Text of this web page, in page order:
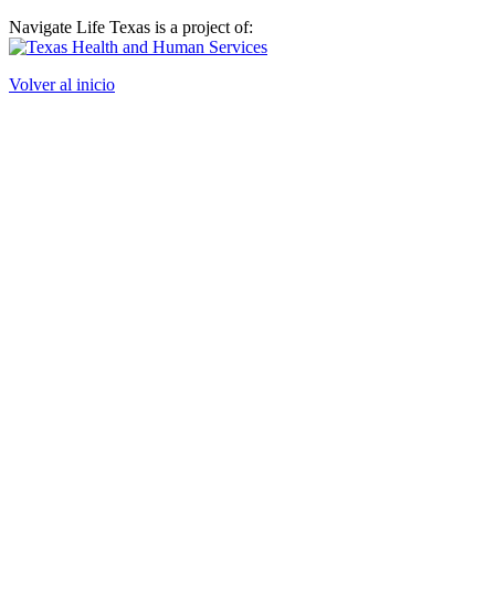
Navigate Life Texas is a project of:
Volver al inicio